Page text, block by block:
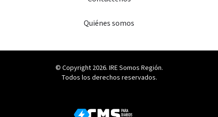
Quiénes somos
© Copyright 2026. IRE Somos Región.
Todos los derechos reservados.